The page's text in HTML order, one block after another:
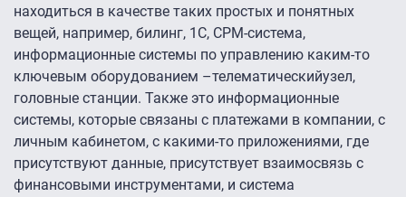
находиться в качестве таких простых и понятных
вещей, например, билинг, 1С, СРМ-система,
информационные системы по управлению каким-то
ключевым оборудованием –телематическийузел,
головные станции. Также это информационные
системы, которые связаны с платежами в компании, с
личным кабинетом, с какими-то приложениями, где
присутствуют данные, присутствует взаимосвязь с
финансовыми инструментами, и система